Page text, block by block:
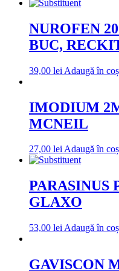
NUROFEN
BUC,
39,00 lei Adaugă în coș
IMODIUM
MCNEIL
27,00 leiAdaugă în coș
PARASINUS
GLAXO
53,00 lei Adaugă în coș
GAVISCON